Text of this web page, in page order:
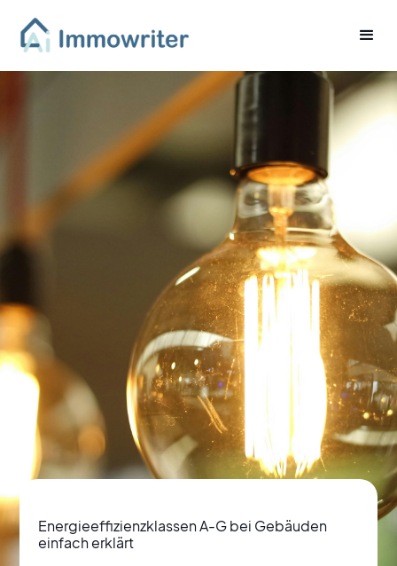
Energieeffizienzklassen A-G bei Gebäuden
einfach erklärt